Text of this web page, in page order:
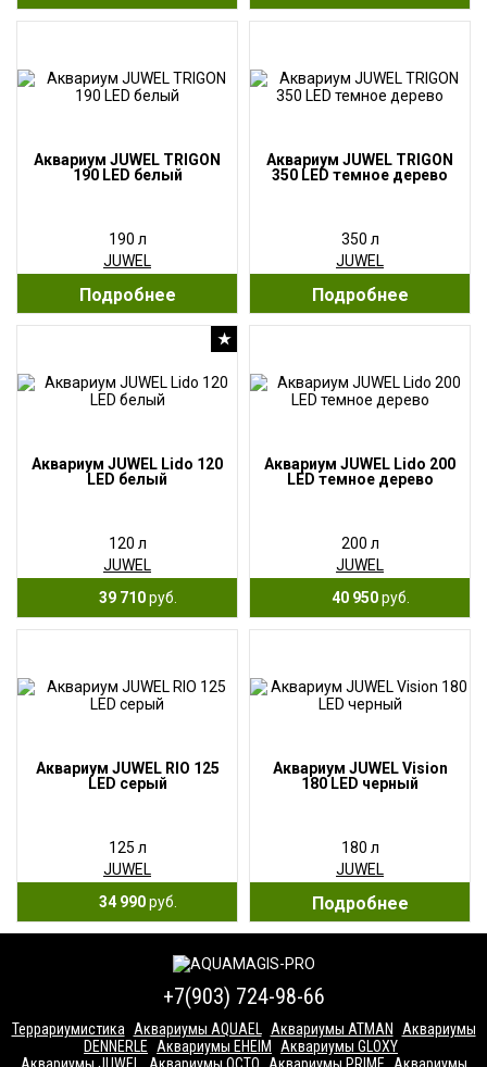
Аквариум JUWEL TRIGON
190 LED белый
190 л
JUWEL
Подробнее
Аквариум JUWEL TRIGON
350 LED темное дерево
350 л
JUWEL
Подробнее
Аквариум JUWEL Lido 120
LED белый
120 л
JUWEL
39 710руб.
★
Аквариум JUWEL Lido 200
LED темное дерево
200 л
JUWEL
40 950руб.
Аквариум JUWEL RIO 125
LED серый
125 л
JUWEL
34 990руб.
Аквариум JUWEL Vision
180 LED черный
180 л
JUWEL
Подробнее
+7(903) 724-98-66
Террариумистика Аквариумы AQUAEL Аквариумы ATMAN
Аквариумы
DENNERLE
Аквариумы EHEIM
Аквариумы GLOXY